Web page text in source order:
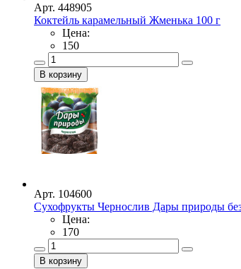
Арт. 448905
Коктейль карамельный Жменька 100 г
Цена:
150
Арт. 104600
Сухофрукты Чернослив Дары природы без
Цена:
170